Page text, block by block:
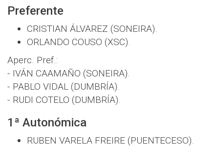
Preferente
CRISTIAN ÁLVAREZ (SONEIRA).
ORLANDO COUSO (XSC).
Aperc. Pref.:
- IVÁN CAAMAÑO (SONEIRA).
- PABLO VIDAL (DUMBRÍA).
- RUDI COTELO (DUMBRÍA).
1ª Autonómica
RUBEN VARELA FREIRE (PUENTECESO).